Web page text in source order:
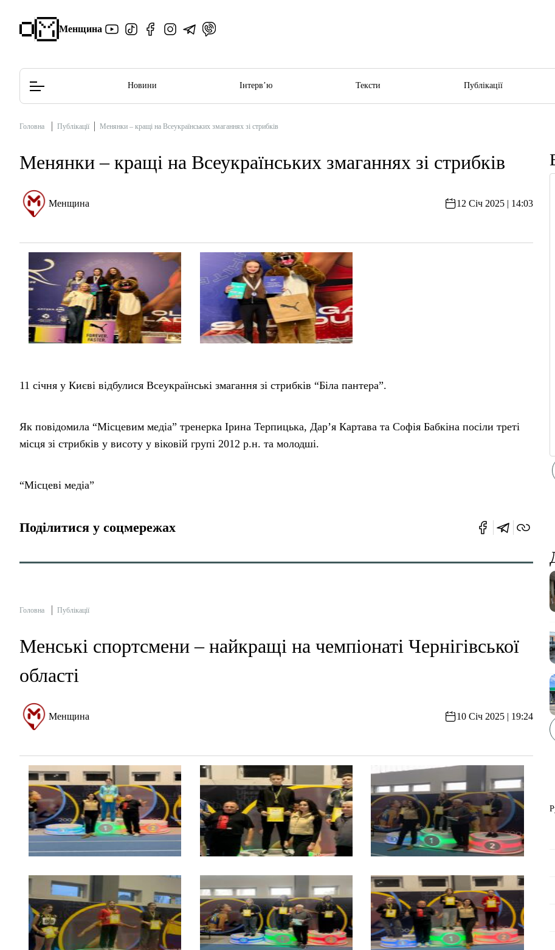
Менщина
Редакційна політика
Новини Інтерв’ю Тексти Публікації
Головна Публікації Менянки – кращі на Всеукраїнських змаганнях зі стрибків
Менянки – кращі на Всеукраїнських змаганнях зі стрибків
Менщина 12 Січ 2025 | 14:03
11 січня у Києві відбулися Всеукраїнські змагання зі стрибків “Біла пантера”.
Як повідомила “Місцевим медіа” тренерка Ірина Терпицька, Дар’я Картава та Софія Бабкіна посіли треті
місця зі стрибків у висоту у віковій групі 2012 р.н. та молодші.
“Місцеві медіа”
Поділитися у соцмережах
Головна Публікації
Менські спортсмени – найкращі на чемпіонаті Чернігівської
області
Менщина 10 Січ 2025 | 19:24